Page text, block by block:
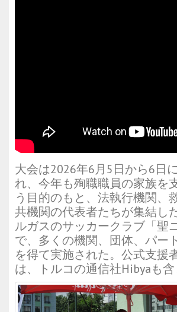
大会は2026年6月5日から6日
れ、今年も殉職職員の家族を
う目的のもと、法執行機関、
共機関の代表者たちが集結し
ルガスのサッカークラブ「聖
で、多くの機関、団体、パー
を得て実施された。公式支援
は、トルコの通信社Hibyaも含